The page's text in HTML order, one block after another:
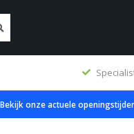
Bekijk onze actuele